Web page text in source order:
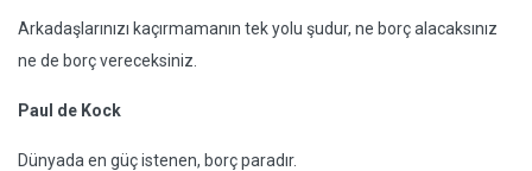
Arkadaşlarınızı kaçırmamanın tek yolu şudur, ne borç alacaksınız
ne de borç vereceksiniz.
Paul de Kock
Dünyada en güç istenen, borç paradır.